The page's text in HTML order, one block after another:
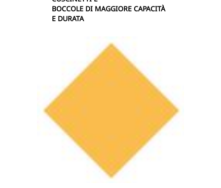
BOCCOLE DI MAGGIORE CAPACITÀ
E DURATA